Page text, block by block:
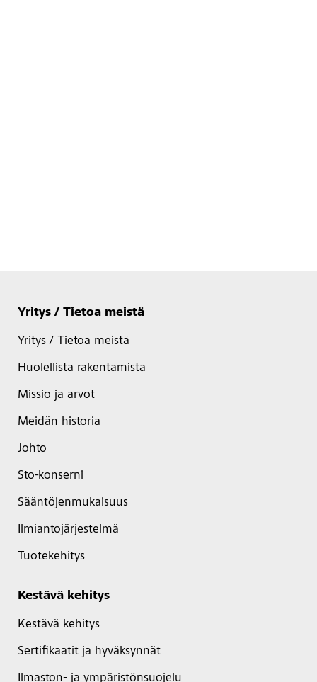
Yritys / Tietoa meistä
Yritys / Tietoa meistä
Huolellista rakentamista
Missio ja arvot
Meidän historia
Johto
Sto-konserni
Sääntöjenmukaisuus
Ilmiantojärjestelmä
Tuotekehitys
Kestävä kehitys
Kestävä kehitys
Sertifikaatit ja hyväksynnät
Ilmaston- ja ympäristönsuojelu